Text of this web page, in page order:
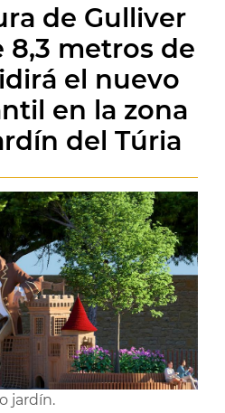
de Gulliver
8,3 metros de
el nuevo
en la zona
del Túria
jardín.